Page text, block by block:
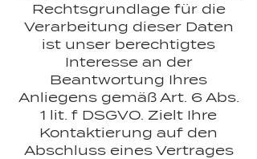
Rechtsgrundlage für die
Verarbeitung dieser Daten
ist unser berechtigtes
Interesse an der
Beantwortung Ihres
Anliegens gemäß Art. 6 Abs.
1 lit. f DSGVO. Zielt Ihre
Kontaktierung auf den
Abschluss eines Vertrages